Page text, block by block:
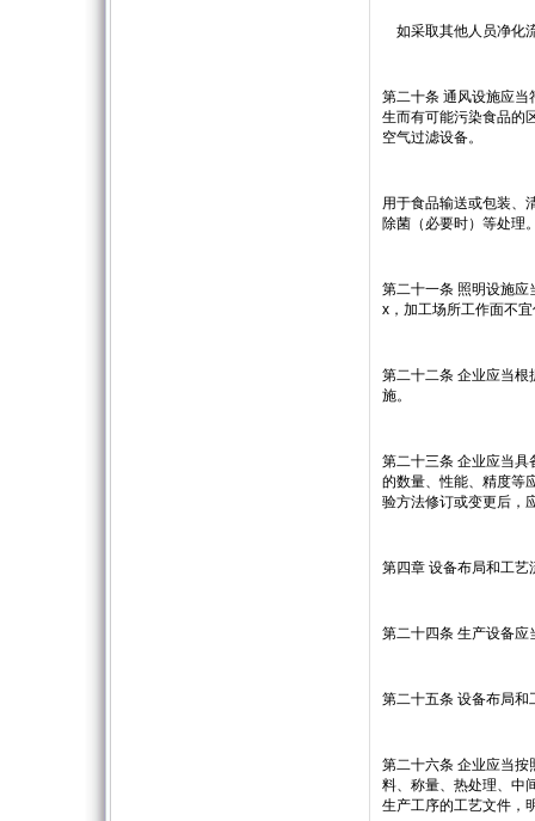
如采取其他人员净化
第二十条 通风设施应
生而有可能污染食品的
空气过滤设备。
用于食品输送或包装、
除菌（必要时）等处理
第二十一条 照明设施
x，加工场所工作面不
第二十二条 企业应当
施。
第二十三条 企业应当
的数量、性能、精度等
验方法修订或变更后，
第四章 设备布局和工艺
第二十四条 生产设备
第二十五条 设备布局
第二十六条 企业应当
料、称量、热处理、中
生产工序的工艺文件，